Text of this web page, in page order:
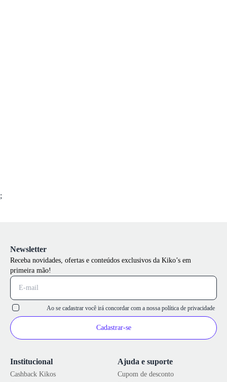
;
Institucional
Cashback Kikos
Ajuda e suporte
Cupom de desconto
Newsletter
Receba novidades, ofertas e conteúdos exclusivos da Kiko’s em
primeira mão!
Ao se cadastrar você irá concordar com a nossa política de privacidade
Cadastrar-se